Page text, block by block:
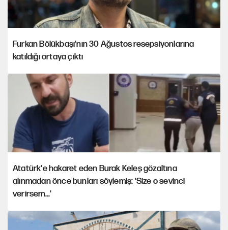
Furkan Bölükbaşı'nın 30 Ağustos resepsiyonlarına
katıldığı ortaya çıktı
Atatürk'e hakaret eden Burak Keleş gözaltına
alınmadan önce bunları söylemiş: 'Size o sevinci
verirsem...'